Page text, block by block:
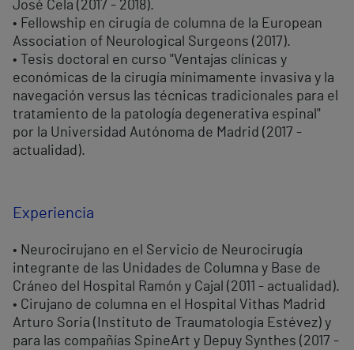
José Cela (2017 - 2018).
• Fellowship en cirugía de columna de la European
Association of Neurological Surgeons (2017).
• Tesis doctoral en curso "Ventajas clínicas y
económicas de la cirugía mínimamente invasiva y la
navegación versus las técnicas tradicionales para el
tratamiento de la patología degenerativa espinal"
por la Universidad Autónoma de Madrid (2017 -
actualidad).
Experiencia
• Neurocirujano en el Servicio de Neurocirugía
integrante de las Unidades de Columna y Base de
Cráneo del Hospital Ramón y Cajal (2011 - actualidad).
• Cirujano de columna en el Hospital Vithas Madrid
Arturo Soria (Instituto de Traumatología Estévez) y
para las compañías SpineArt y Depuy Synthes (2017 -